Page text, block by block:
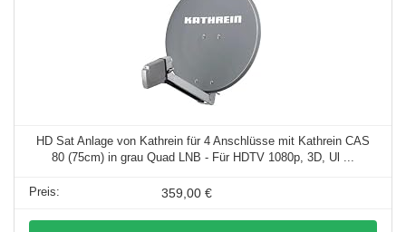
HD Sat Anlage von Kathrein für 4 Anschlüsse mit Kathrein CAS
80 (75cm) in grau Quad LNB - Für HDTV 1080p, 3D, Ul ...
359,00 €